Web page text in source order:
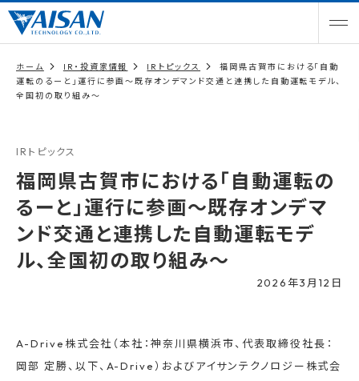
ホーム IR・投資家情報 IRトピックス
福岡県古賀市における「自動
運転のるーと」運行に参画～既存オンデマンド交通と連携した自動運転モデル、
全国初の取り組み～
IRトピックス
福岡県古賀市における「自動運転の
るーと」運行に参画～既存オンデマ
ンド交通と連携した自動運転モデ
ル、全国初の取り組み～
2026年3月12日
A-Drive株式会社（本社：神奈川県横浜市、代表取締役社長：
岡部 定勝、以下、A-Drive）およびアイサンテクノロジー株式会